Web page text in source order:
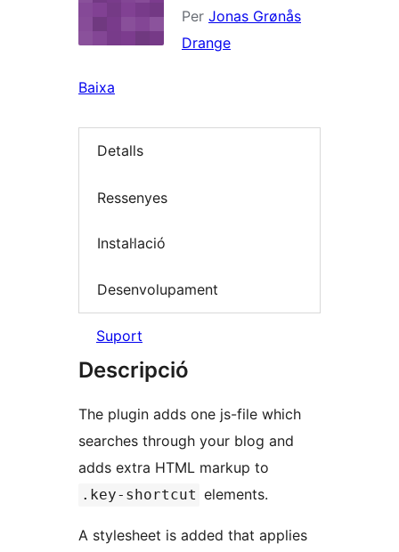
Per Jonas Grønås
Drange
Baixa
Detalls
Ressenyes
Instal·lació
Desenvolupament
Suport
Descripció
The plugin adds one js-file which
searches through your blog and
adds extra HTML markup to
.key-shortcut elements.
A stylesheet is added that applies